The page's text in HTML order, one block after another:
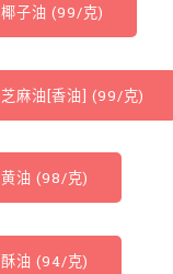
椰子油 (99/克)
芝麻油[香油] (99/克)
黄油 (98/克)
酥油 (94/克)